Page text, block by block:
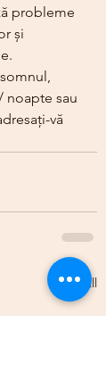
probleme
și
noapte sau
vă
See All